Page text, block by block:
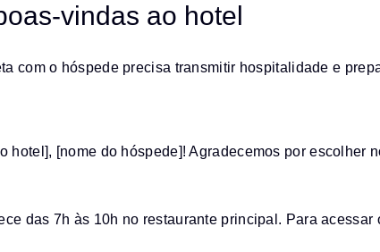
vindas ao hotel
com o hóspede precisa transmitir hospitalidade e
hotel], [nome do hóspede]! Agradecemos por
das 7h às 10h no restaurante principal. Para